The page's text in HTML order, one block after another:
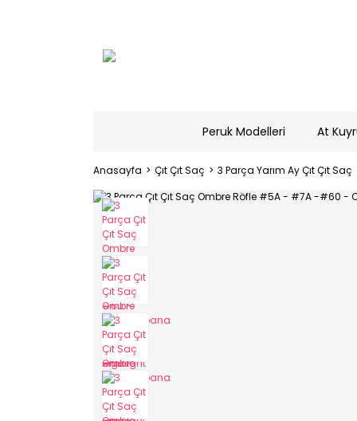
Peruk Modelleri At
Anasayfa Çıt Çıt Saç 3 Parça Yarım Ay Çıt Çıt Saç